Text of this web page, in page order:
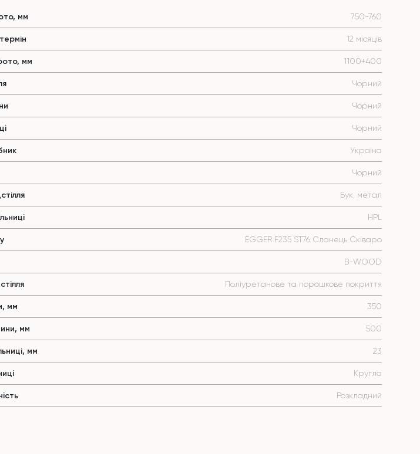
мм 750-760
12 місяців
мм 1100+400
Чорний
Чорний
Чорний
Україна
Чорний
Бук, метал
HPL
EGGER F235 ST76 Сланець Сківаро
B-WOOD
Поліуретанове та порошкове покриття
мм 350
мм 500
мм 23
Кругла
Розкладний